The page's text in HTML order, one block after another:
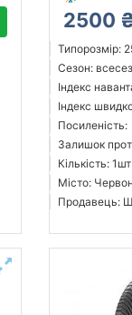
2500
Типорозмір:
Сезон:
Індекс
Індекс
Посиленість:
Залишок
Кількість: 1шт
Місто:
Продавець: